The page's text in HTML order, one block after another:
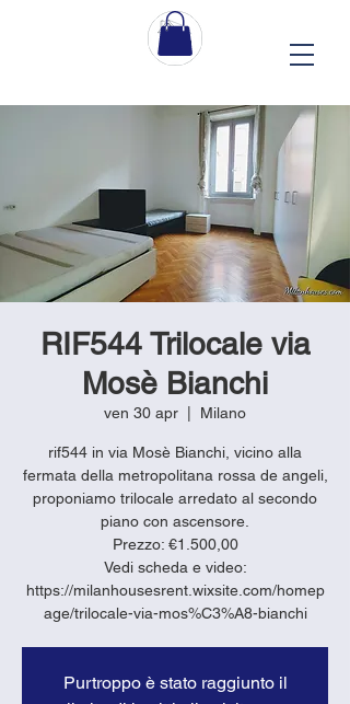
RIF544 Trilocale via
Mosè Bianchi
ven 30 apr Milano
rif544 in via Mosè Bianchi, vicino alla
fermata della metropolitana rossa de angeli,
proponiamo trilocale arredato al secondo
piano con ascensore.
Prezzo: €1.500,00
Vedi scheda e video:
https://milanhousesrent.wixsite.com/homep
age/trilocale-via-mos%C3%A8-bianchi
Purtroppo è stato raggiunto il